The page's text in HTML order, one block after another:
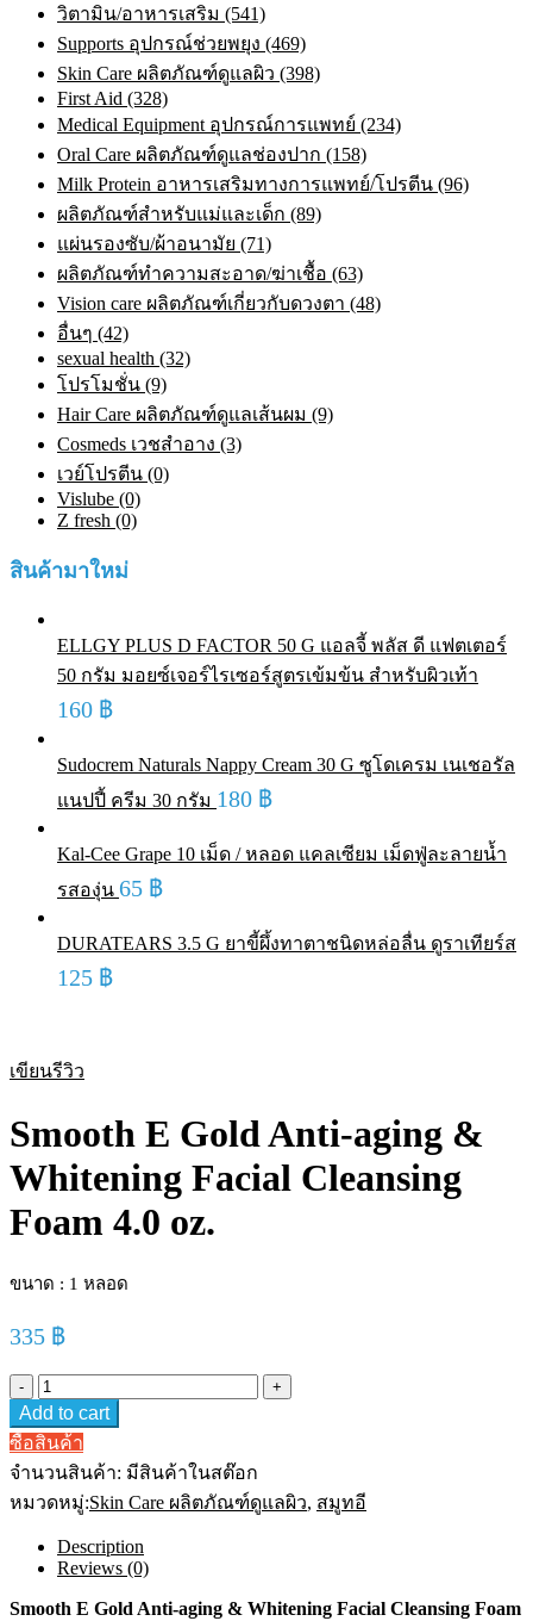
วิตามิน/อาหารเสริม (541)
Supports อุปกรณ์ช่วยพยุง (469)
Skin Care ผลิตภัณฑ์ดูแลผิว (398)
First Aid (328)
Medical Equipment อุปกรณ์การแพทย์ (234)
Oral Care ผลิตภัณฑ์ดูแลช่องปาก (158)
Milk Protein อาหารเสริมทางการแพทย์/โปรตีน (96)
ผลิตภัณฑ์สำหรับแม่และเด็ก (89)
แผ่นรองซับ/ผ้าอนามัย (71)
ผลิตภัณฑ์ทําความสะอาด/ฆ่าเชื้อ (63)
Vision care ผลิตภัณฑ์เกี่ยวกับดวงตา (48)
อื่นๆ (42)
sexual health (32)
โปรโมชั่น (9)
Hair Care ผลิตภัณฑ์ดูแลเส้นผม (9)
Cosmeds เวชสําอาง (3)
เวย์โปรตีน (0)
Vislube (0)
Z fresh (0)
สินค้ามาใหม่
ELLGY PLUS D FACTOR 50 G แอลจี้ พลัส ดี แฟตเตอร์
50 กรัม มอยซ์เจอร์ไรเซอร์สูตรเข้มข้น สำหรับผิวเท้า
160 ฿
Sudocrem Naturals Nappy Cream 30 G ซูโดเครม เนเชอรัล
แนปปี้ ครีม 30 กรัม 180 ฿
Kal-Cee Grape 10 เม็ด / หลอด แคลเซียม เม็ดฟู่ละลายน้ำ
รสองุ่น 65 ฿
DURATEARS 3.5 G ยาขี้ผึ้งทาตาชนิดหล่อลื่น ดูราเทียร์ส
125 ฿
เขียนรีวิว
Smooth E Gold Anti-aging &
Whitening Facial Cleansing
Foam 4.0 oz.
ขนาด : 1 หลอด
335 ฿
Smooth
E
Gold
Anti-
aging
&
Whitening
Foam
4.0
quantity
Add to cart
ซื้อสินค้า
จำนวนสินค้า: มีสินค้าในสต๊อก
หมวดหมู่:Skin Care ผลิตภัณฑ์ดูแลผิว, สมูทอี
Description
Reviews (0)
Smooth E Gold Anti-aging & Whitening Facial Cleansing Foam